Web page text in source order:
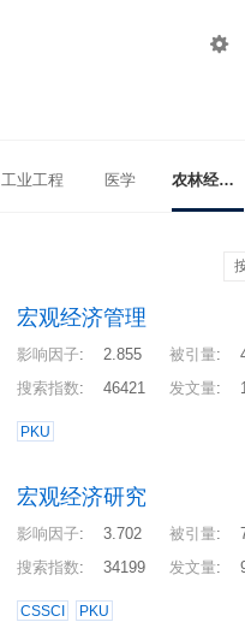

工业工程 医学 农林经济管理
宏观经济管理
影响因子: 2.855 被引量:
搜索指数: 46421 发文量:
PKU
宏观经济研究
影响因子: 3.702 被引量:
搜索指数: 34199 发文量:
CSSCI PKU